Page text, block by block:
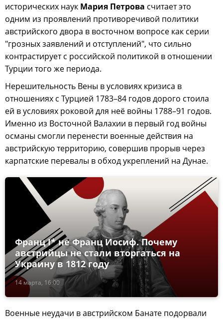
исторических наук Мария Петрова считает это
одним из проявлений противоречивой политики
австрийского двора в восточном вопросе как серии
"грозных заявлений и отступлений", что сильно
контрастирует с российской политикой в отношении
Турции того же периода.
Нерешительность Вены в условиях кризиса в
отношениях с Турцией 1783–84 годов дорого стоила
ей в условиях роковой для неё войны 1788–91 годов.
Именно из Восточной Валахии в первый год войны
османы смогли перенести военные действия на
австрийскую территорию, совершив прорыв через
карпатские перевалы в обход укреплений на Дунае.
14 марта, 16:00
Франц I* не Франц Иосиф. Почему
австрийцы не стали вторгаться на
Украину в 1812 году
Военные неудачи в австрийском Банате подорвали